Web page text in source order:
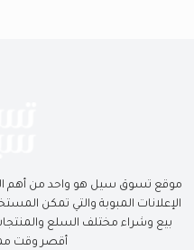
موقع تسوق سيل هو واحد من أهم
الإعلانات المبوبة والتي تمكن
بيع وشراء مختلف السلع
أقصر وقت